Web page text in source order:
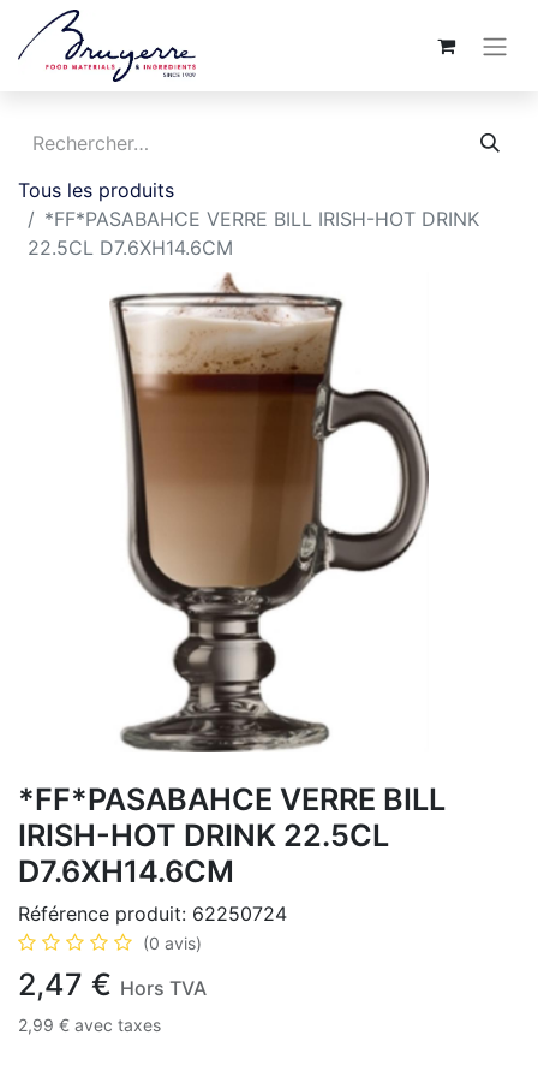
Tous les produits
*FF*PASABAHCE VERRE BILL IRISH-HOT DRINK
22.5CL D7.6XH14.6CM
*FF*PASABAHCE VERRE BILL
IRISH-HOT DRINK 22.5CL
D7.6XH14.6CM
Référence produit: 62250724
(0 avis)
2,47 € Hors TVA
2,99 € avec taxes